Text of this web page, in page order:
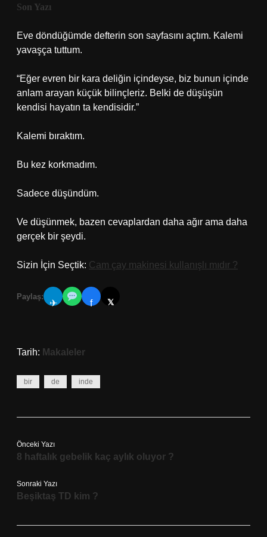
Son Yazı
Eve döndüğümde defterin son sayfasını açtım. Kalemi
yavaşça tuttum.
“Eğer evren bir kara deliğin içindeyse, biz bunun içinde
anlam arayan küçük bilinçleriz. Belki de düşüşün
kendisi hayatın ta kendisidir.”
Kalemi bıraktım.
Bu kez korkmadım.
Sadece düşündüm.
Ve düşünmek, bazen cevaplardan daha ağır ama daha
gerçek bir şeydi.
Sizin İçin Seçtik: Cam çay makinesi kullanışlı mıdır ?
Paylaş:
✈ f 𝕏
Tarih: Makaleler
bir de inde
Önceki Yazı
8 haftalık gebelik kaç aylık oluyor ?
Sonraki Yazı
Beşiktaş TD kim ?